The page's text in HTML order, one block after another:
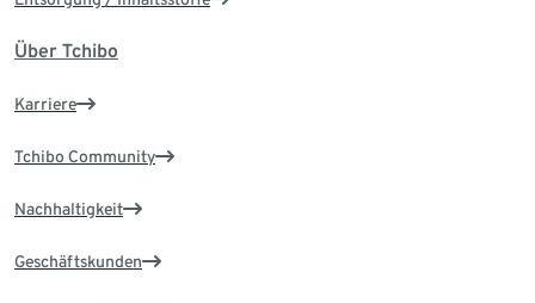
Über Tchibo
Karriere
Tchibo Community
Nachhaltigkeit
Geschäftskunden